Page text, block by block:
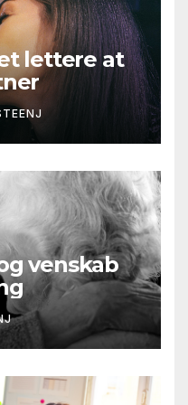
lettere at
venskab